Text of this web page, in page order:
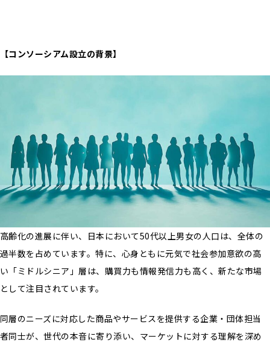
【コンソーシアム設立の背景】
高齢化の進展に伴い、日本において50代以上男女の人口は、全体の
過半数を占めています。特に、心身ともに元気で社会参加意欲の高
い「ミドルシニア」層は、購買力も情報発信力も高く、新たな市場
として注目されています。
同層のニーズに対応した商品やサービスを提供する企業・団体担当
者同士が、世代の本音に寄り添い、マーケットに対する理解を深め